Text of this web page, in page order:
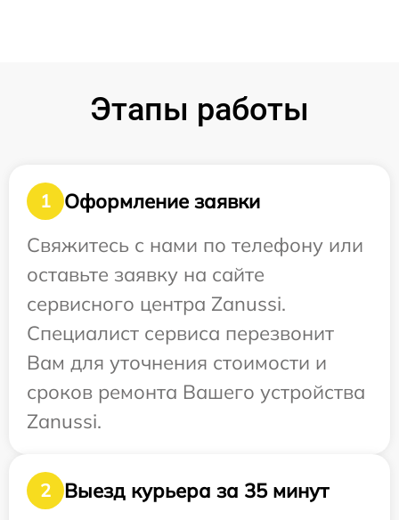
Этапы работы
1
Оформление заявки
Свяжитесь с нами по телефону или
оставьте заявку на сайте
сервисного центра Zanussi.
Специалист сервиса перезвонит
Вам для уточнения стоимости и
сроков ремонта Вашего устройства
Zanussi.
2 Выезд курьера за 35 минут